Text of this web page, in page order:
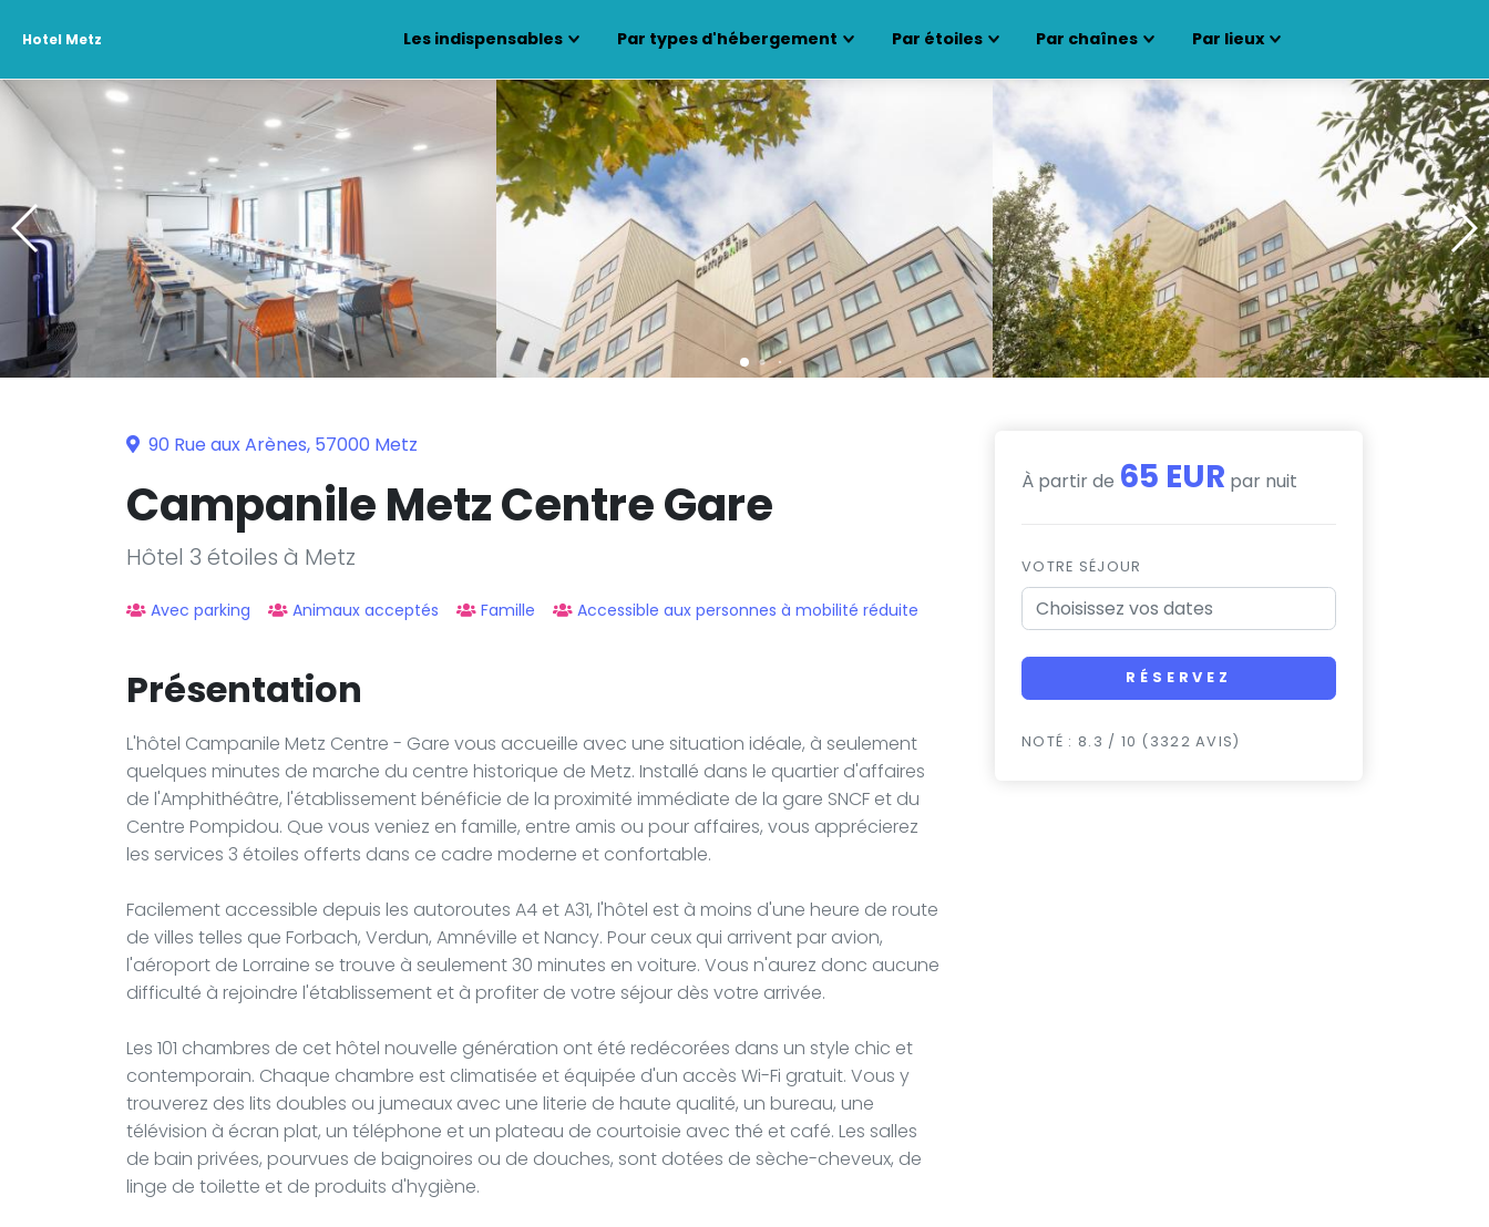
Hotel Metz Les indispensables Par types d'hébergement Par étoiles Par chaînes Par lieux
90 Rue aux Arènes, 57000 Metz
Campanile Metz Centre Gare
Hôtel 3 étoiles à Metz
Avec parking Animaux acceptés Famille Accessible aux personnes à mobilité réduite
Présentation
L'hôtel Campanile Metz Centre - Gare vous accueille avec une situation idéale, à seulement
quelques minutes de marche du centre historique de Metz. Installé dans le quartier d'affaires
de l'Amphithéâtre, l'établissement bénéficie de la proximité immédiate de la gare SNCF et du
Centre Pompidou. Que vous veniez en famille, entre amis ou pour affaires, vous apprécierez
les services 3 étoiles offerts dans ce cadre moderne et confortable.
Facilement accessible depuis les autoroutes A4 et A31, l'hôtel est à moins d'une heure de route
de villes telles que Forbach, Verdun, Amnéville et Nancy. Pour ceux qui arrivent par avion,
l'aéroport de Lorraine se trouve à seulement 30 minutes en voiture. Vous n'aurez donc aucune
difficulté à rejoindre l'établissement et à profiter de votre séjour dès votre arrivée.
Les 101 chambres de cet hôtel nouvelle génération ont été redécorées dans un style chic et
contemporain. Chaque chambre est climatisée et équipée d'un accès Wi-Fi gratuit. Vous y
trouverez des lits doubles ou jumeaux avec une literie de haute qualité, un bureau, une
télévision à écran plat, un téléphone et un plateau de courtoisie avec thé et café. Les salles
de bain privées, pourvues de baignoires ou de douches, sont dotées de sèche-cheveux, de
linge de toilette et de produits d'hygiène.
À partir de 65 EUR par nuit
VOTRE SÉJOUR
RÉSERVEZ
NOTÉ : 8.3 / 10 (3322 AVIS)